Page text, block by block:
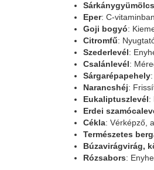
Sárkánygyümölcs
Eper: C-
Goji bogyó:
Citromfű:
Szederlevél:
Csalánlevél:
Sárgarépapehely
Narancshéj:
Eukaliptuszlevél:
Erdei
Cékla: Vérképző,
Természetes
Búzavirágvirág,
Rózsabors: